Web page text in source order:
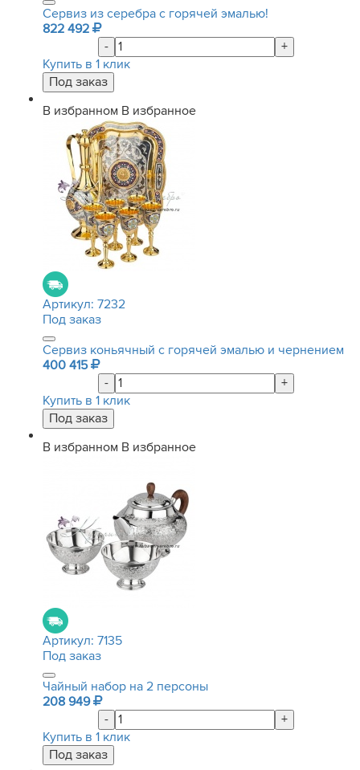
Сервиз из серебра с горячей эмалью!
822 492
-
+
Купить в 1 клик
В избранном В избранное
Артикул: 7232
Под заказ
Сервиз коньячный с горячей эмалью и чернением
400 415
-
+
Купить в 1 клик
В избранном В избранное
Артикул: 7135
Под заказ
Чайный набор на 2 персоны
208 949
-
+
Купить в 1 клик